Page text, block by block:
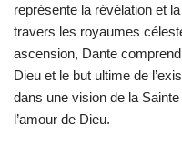
représente la révélation et
travers les royaumes
ascension, Dante
Dieu et le but ultime de
dans une vision de la
l’amour de Dieu.